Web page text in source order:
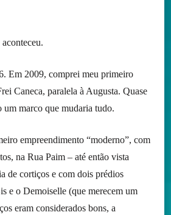
Em 2009, comprei meu primeiro
Caneca, paralela à Augusta. Quase
um marco que mudaria tudo.
empreendimento “moderno”, com
na Rua Paim – até então vista
de cortiços e com dois prédios
e o Demoiselle (que merecem um
eram considerados bons, a